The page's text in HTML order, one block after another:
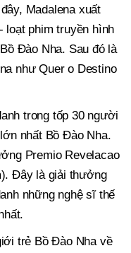
Madalena xuất
loạt phim truyền hình
Đào Nha. Sau đó là
như Quer o Destino
trong tốp 30 người
nhất Bồ Đào Nha.
Premio Revelacao
Đây là giải thưởng
những nghệ sĩ thế
trẻ Bồ Đào Nha về